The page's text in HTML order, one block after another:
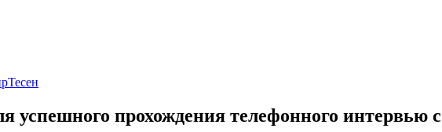
успешного прохождения телефонного интервью